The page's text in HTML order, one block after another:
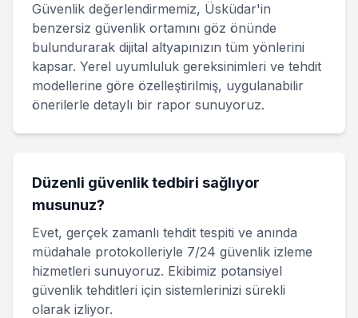
Güvenlik değerlendirmemiz, Üsküdar'in
benzersiz güvenlik ortamını göz önünde
bulundurarak dijital altyapınızın tüm yönlerini
kapsar. Yerel uyumluluk gereksinimleri ve tehdit
modellerine göre özelleştirilmiş, uygulanabilir
önerilerle detaylı bir rapor sunuyoruz.
Düzenli güvenlik tedbiri sağlıyor
musunuz?
Evet, gerçek zamanlı tehdit tespiti ve anında
müdahale protokolleriyle 7/24 güvenlik izleme
hizmetleri sunuyoruz. Ekibimiz potansiyel
güvenlik tehditleri için sistemlerinizi sürekli
olarak izliyor.